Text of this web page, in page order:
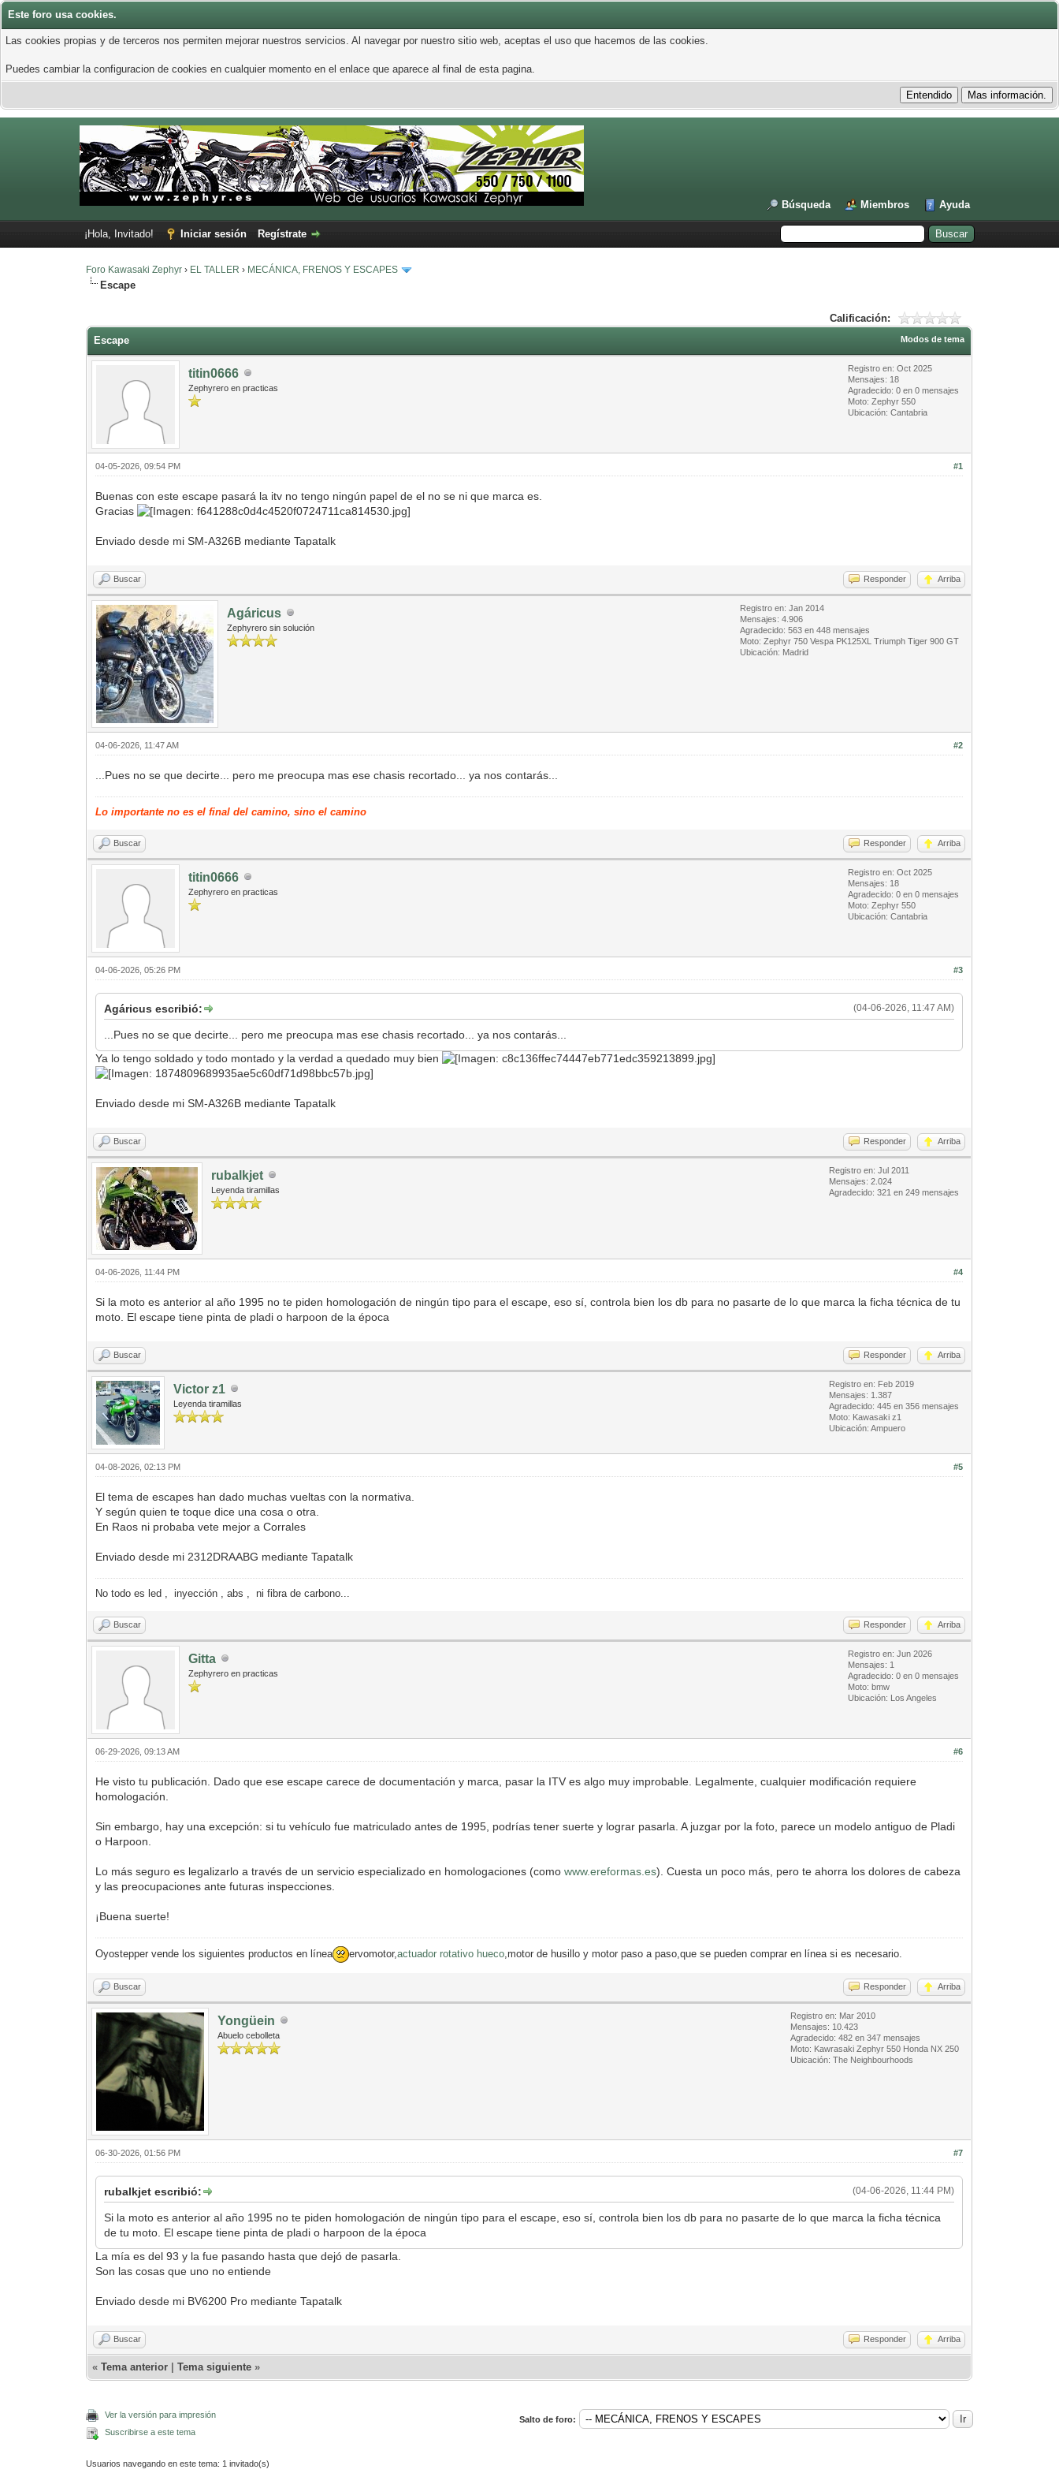
Este foro usa cookies.
Las cookies propias y de terceros nos permiten mejorar nuestros servicios. Al navegar por nuestro sitio web, aceptas el uso que hacemos de las cookies.
Puedes cambiar la configuracion de cookies en cualquier momento en el enlace que aparece al final de esta pagina.
Búsqueda Miembros Ayuda
¡Hola, Invitado! Iniciar sesión Regístrate
Foro Kawasaki Zephyr › EL TALLER › MECÁNICA, FRENOS Y ESCAPES
Escape
Calificación:
Modos de tema
Escape
titin0666
Zephyrero en practicas
Registro en: Oct 2025
Mensajes: 18
Agradecido: 0 en 0 mensajes
Moto: Zephyr 550
Ubicación: Cantabria
#1
04-05-2026, 09:54 PM
Buenas con este escape pasará la itv no tengo ningún papel de el no se ni que marca es.
Gracias
Enviado desde mi SM-A326B mediante Tapatalk
Buscar Responder Arriba
Agáricus
Zephyrero sin solución
Registro en: Jan 2014
Mensajes: 4.906
Agradecido: 563 en 448 mensajes
Moto: Zephyr 750 Vespa PK125XL Triumph Tiger 900 GT
Ubicación: Madrid
#2
04-06-2026, 11:47 AM
...Pues no se que decirte... pero me preocupa mas ese chasis recortado... ya nos contarás...
Lo importante no es el final del camino, sino el camino
Buscar Responder Arriba
titin0666
Zephyrero en practicas
Registro en: Oct 2025
Mensajes: 18
Agradecido: 0 en 0 mensajes
Moto: Zephyr 550
Ubicación: Cantabria
#3
04-06-2026, 05:26 PM
(04-06-2026, 11:47 AM)
Agáricus escribió:
...Pues no se que decirte... pero me preocupa mas ese chasis recortado... ya nos contarás...
Ya lo tengo soldado y todo montado y la verdad a quedado muy bien
Enviado desde mi SM-A326B mediante Tapatalk
Buscar Responder Arriba
rubalkjet
Leyenda tiramillas
Registro en: Jul 2011
Mensajes: 2.024
Agradecido: 321 en 249 mensajes
#4
04-06-2026, 11:44 PM
Si la moto es anterior al año 1995 no te piden homologación de ningún tipo para el escape, eso sí, controla bien los db para no pasarte de lo que marca la ficha técnica de tu
moto. El escape tiene pinta de pladi o harpoon de la época
Buscar Responder Arriba
Victor z1
Leyenda tiramillas
Registro en: Feb 2019
Mensajes: 1.387
Agradecido: 445 en 356 mensajes
Moto: Kawasaki z1
Ubicación: Ampuero
#5
04-08-2026, 02:13 PM
El tema de escapes han dado muchas vueltas con la normativa.
Y según quien te toque dice una cosa o otra.
En Raos ni probaba vete mejor a Corrales
Enviado desde mi 2312DRAABG mediante Tapatalk
No todo es led , inyección , abs , ni fibra de carbono...
Buscar Responder Arriba
Gitta
Zephyrero en practicas
Registro en: Jun 2026
Mensajes: 1
Agradecido: 0 en 0 mensajes
Moto: bmw
Ubicación: Los Angeles
#6
06-29-2026, 09:13 AM
He visto tu publicación. Dado que ese escape carece de documentación y marca, pasar la ITV es algo muy improbable. Legalmente, cualquier modificación requiere
homologación.
Sin embargo, hay una excepción: si tu vehículo fue matriculado antes de 1995, podrías tener suerte y lograr pasarla. A juzgar por la foto, parece un modelo antiguo de Pladi
o Harpoon.
Lo más seguro es legalizarlo a través de un servicio especializado en homologaciones (comowww.ereformas.es). Cuesta un poco más, pero te ahorra los dolores de cabeza
y las preocupaciones ante futuras inspecciones.
¡Buena suerte!
Oyostepper vende los siguientes productos en línea ervomotor,actuador rotativo hueco ,motor de husillo y motor paso a paso,que se pueden comprar en línea si es necesario.
Buscar Responder Arriba
Yongüein
Abuelo cebolleta
Registro en: Mar 2010
Mensajes: 10.423
Agradecido: 482 en 347 mensajes
Moto: Kawrasaki Zephyr 550 Honda NX 250
Ubicación: The Neighbourhoods
#7
06-30-2026, 01:56 PM
(04-06-2026, 11:44 PM)
rubalkjet escribió:
Si la moto es anterior al año 1995 no te piden homologación de ningún tipo para el escape, eso sí, controla bien los db para no pasarte de lo que marca la ficha técnica
de tu moto. El escape tiene pinta de pladi o harpoon de la época
La mía es del 93 y la fue pasando hasta que dejó de pasarla.
Son las cosas que uno no entiende
Enviado desde mi BV6200 Pro mediante Tapatalk
Buscar Responder Arriba
«Tema anterior |Tema siguiente »
Ver la versión para impresión
Suscribirse a este tema
Salto de foro:
Usuarios navegando en este tema: 1 invitado(s)